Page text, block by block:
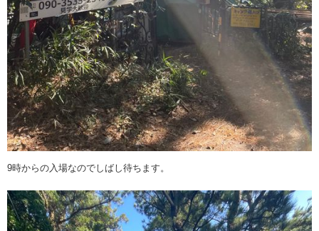
9時からの入場なのでしばし待ちます。